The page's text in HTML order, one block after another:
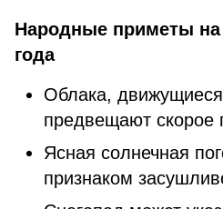
Народные приметы на
года
Облака,
предвещают скорое
Ясная солнечная
признаком